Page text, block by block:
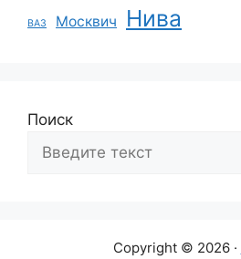
ВАЗ Москвич Нива
Поиск
Copyright © 2026 ·